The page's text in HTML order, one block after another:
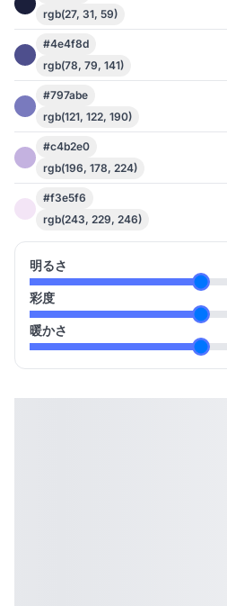
rgb(27, 31, 59)
#4e4f8d
rgb(78, 79, 141)
#797abe
rgb(121, 122, 190)
#c4b2e0
rgb(196, 178, 224)
#f3e5f6
rgb(243, 229, 246)
明るさ
彩度
暖かさ